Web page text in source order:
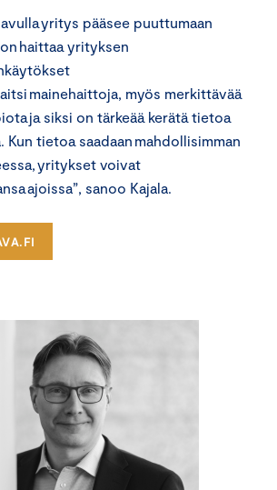
yritys pääsee puuttumaan
haittaa yrityksen
mainehaittoja, myös merkittävää
ja siksi on tärkeää kerätä tietoa
tietoa saadaan mahdollisimman
yritykset voivat
ajoissa”, sanoo Kajala.